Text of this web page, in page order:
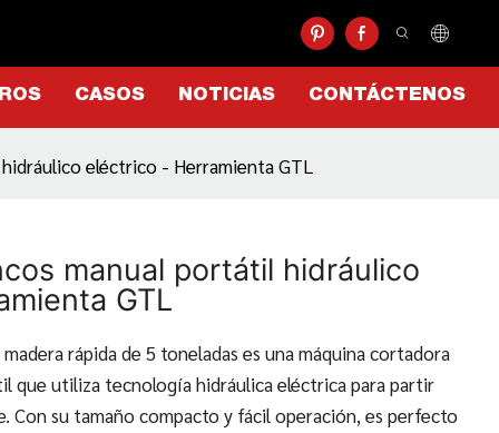
CASOS NOTICIAS CONTÁCTENOS
eléctrico - Herramienta GTL
manual portátil hidráulico
GTL
rápida de 5 toneladas es una máquina cortadora
que utiliza tecnología hidráulica eléctrica para partir
Con su tamaño compacto y fácil operación, es perfecto